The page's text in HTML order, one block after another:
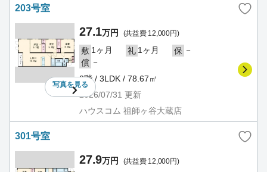
203号室
写真を見る
27.1万円 (共益費 12,000円)
敷 1ヶ月 礼 1ヶ月 保 －
償 －
2階 / 3LDK / 78.67㎡
2026/07/31 更新
ハウスコム 祖師ヶ谷大蔵店
301号室
27.9万円 (共益費 12,000円)